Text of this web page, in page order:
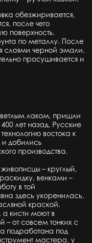
обезжиривается,
после чего
поверхность.
по металлу. После
слоями черной эмали.
просушивается и
лаком, пришли
лет назад. Русские
востока к
добились
производства.
– круглый,
венками –
в той
здесь укоренилась.
краской.
а кисти моют в
от совсем тонких с
подработана под
мастера, у